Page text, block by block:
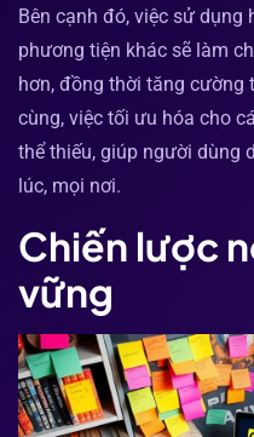
Bên cạnh đó, việc sử dụng
phương tiện khác sẽ làm
hơn, đồng thời tăng cường
cùng, việc tối ưu hóa cho
thể thiếu, giúp người dùng
lúc, mọi nơi.
Chiến lược
vững